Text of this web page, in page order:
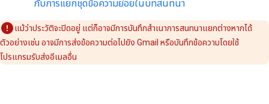
กับการแยกชุดข้อความย่อยในบทสนทนา
แม้ว่าประวัติจะปิดอยู่ แต่ก็อาจมีการบันทึกสำเนาการสนทนาแยกต่างหากได้
ตัวอย่างเช่น อาจมีการส่งข้อความต่อไปยัง Gmail หรือบันทึกข้อความโดยใช้
โปรแกรมรับส่งอีเมลอื่น